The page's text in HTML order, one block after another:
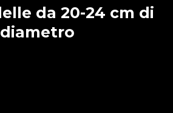
diametro